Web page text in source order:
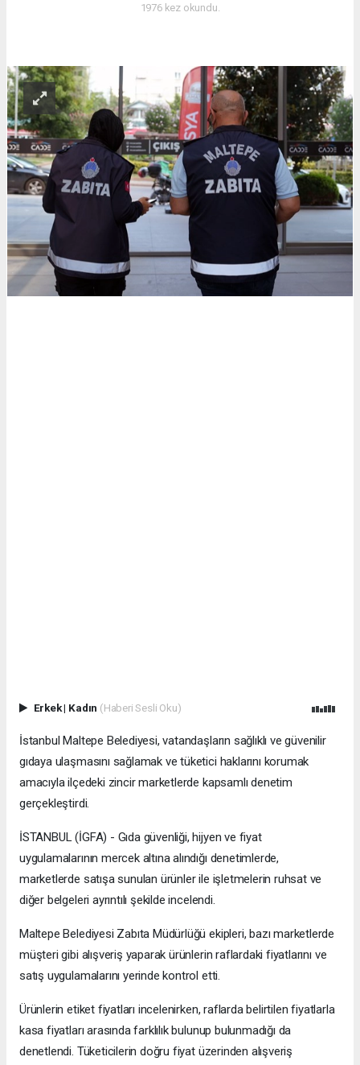
1976 kez okundu.
Erkek| Kadın (Haberi Sesli Oku)
İstanbul Maltepe Belediyesi, vatandaşların sağlıklı ve güvenilir
gıdaya ulaşmasını sağlamak ve tüketici haklarını korumak
amacıyla ilçedeki zincir marketlerde kapsamlı denetim
gerçekleştirdi.
İSTANBUL (İGFA) - Gıda güvenliği, hijyen ve fiyat
uygulamalarının mercek altına alındığı denetimlerde,
marketlerde satışa sunulan ürünler ile işletmelerin ruhsat ve
diğer belgeleri ayrıntılı şekilde incelendi.
Maltepe Belediyesi Zabıta Müdürlüğü ekipleri, bazı marketlerde
müşteri gibi alışveriş yaparak ürünlerin raflardaki fiyatlarını ve
satış uygulamalarını yerinde kontrol etti.
Ürünlerin etiket fiyatları incelenirken, raflarda belirtilen fiyatlarla
kasa fiyatları arasında farklılık bulunup bulunmadığı da
denetlendi. Tüketicilerin doğru fiyat üzerinden alışveriş